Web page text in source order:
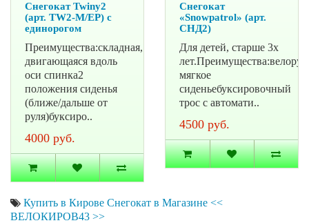
Снегокат Twiny2
(арт. TW2-М/ЕР) с
единорогом
Преимущества:складная,
двигающаяся вдоль
оси спинка2
положения сиденья
(ближе/дальше от
руля)буксиро..
4000 руб.
Снегокат
«Snowpatrol» (арт.
СНД2)
Для детей, старше 3х
мягкое
сиденьебуксировочный
трос с автомати..
4500 руб.
Купить в Кирове Снегокат в Магазине <<
ВЕЛОКИРОВ43 >>